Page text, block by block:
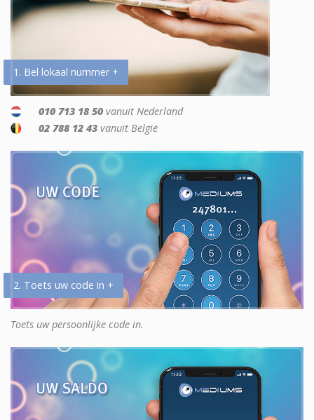
1. Bel lokaal nummer +
010 713 18 50 vanuit Nederland
02 788 12 43 vanuit België
2. Toets uw code in +
Toets uw persoonlijke code in.